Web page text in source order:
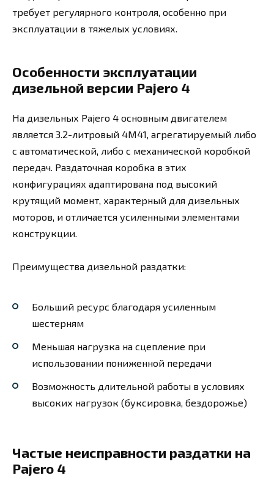
требует регулярного контроля, особенно при
эксплуатации в тяжелых условиях.
Особенности эксплуатации
дизельной версии Pajero 4
На дизельных Pajero 4 основным двигателем
является 3.2-литровый 4M41, агрегатируемый либо
с автоматической, либо с механической коробкой
передач. Раздаточная коробка в этих
конфигурациях адаптирована под высокий
крутящий момент, характерный для дизельных
моторов, и отличается усиленными элементами
конструкции.
Преимущества дизельной раздатки:
Больший ресурс благодаря усиленным
шестерням
Меньшая нагрузка на сцепление при
использовании пониженной передачи
Возможность длительной работы в условиях
высоких нагрузок (буксировка, бездорожье)
Частые неисправности раздатки на
Pajero 4